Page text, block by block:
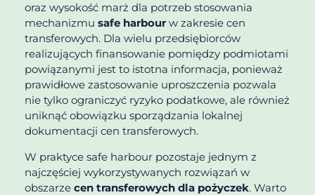
oraz wysokość marż dla potrzeb stosowania
mechanizmu safe harbour w zakresie cen
transferowych. Dla wielu przedsiębiorców
realizujących finansowanie pomiędzy podmiotami
powiązanymi jest to istotna informacja, ponieważ
prawidłowe zastosowanie uproszczenia pozwala
nie tylko ograniczyć ryzyko podatkowe, ale również
uniknąć obowiązku sporządzania lokalnej
dokumentacji cen transferowych.
W praktyce safe harbour pozostaje jednym z
najczęściej wykorzystywanych rozwiązań w
obszarze cen transferowych dla pożyczek. Warto